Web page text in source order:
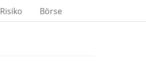
Risiko Börse